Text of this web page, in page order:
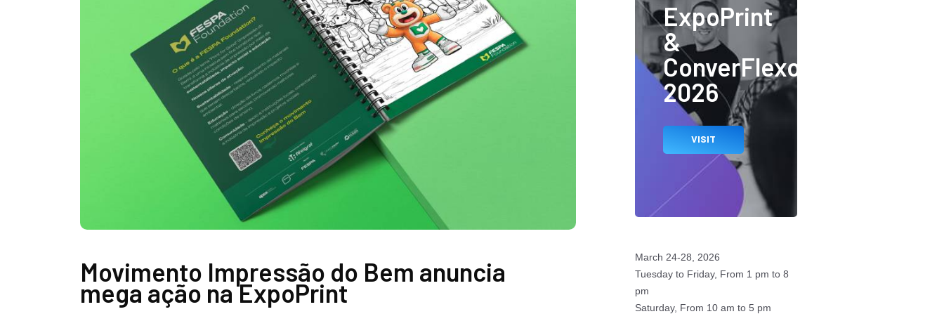
Movimento Impressão do Bem anuncia
mega ação na ExpoPrint
ExpoPrint
&
ConverFlexo
2026
VISIT
March 24-28, 2026
Tuesday to Friday, From 1 pm to 8
pm
Saturday, From 10 am to 5 pm